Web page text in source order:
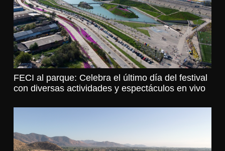
FECI al parque: Celebra el último día del festival
con diversas actividades y espectáculos en vivo